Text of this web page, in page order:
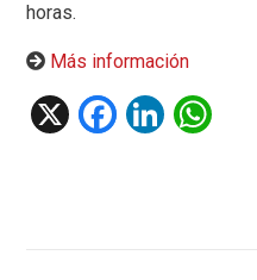
horas.
Más información
X
F
Li